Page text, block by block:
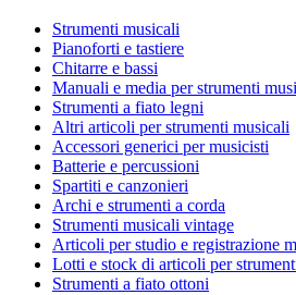
Strumenti musicali
Pianoforti e tastiere
Chitarre e bassi
Manuali e media per strumenti
Strumenti a fiato legni
Altri articoli per strumenti musicali
Accessori generici per musicisti
Batterie e percussioni
Spartiti e canzonieri
Archi e strumenti a corda
Strumenti musicali vintage
Articoli per studio e registrazione
Lotti e stock di articoli per
Strumenti a fiato ottoni